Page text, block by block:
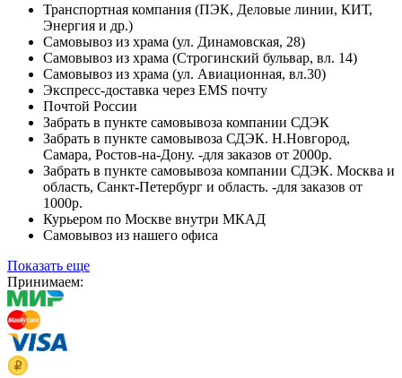
Транспортная компания (ПЭК, Деловые линии, КИТ,
Энергия и др.)
Самовывоз из храма (ул. Динамовская, 28)
Самовывоз из храма (Строгинский бульвар, вл. 14)
Самовывоз из храма (ул. Авиационная, вл.30)
Экспресс-доставка через EMS почту
Почтой России
Забрать в пункте самовывоза компании СДЭК
Забрать в пункте самовывоза СДЭК. Н.Новгород,
Самара, Ростов-на-Дону. -для заказов от 2000р.
Забрать в пункте самовывоза компании СДЭК. Москва и
область, Санкт-Петербург и область. -для заказов от
1000р.
Курьером по Москве внутри МКАД
Самовывоз из нашего офиса
Показать еще
Принимаем: